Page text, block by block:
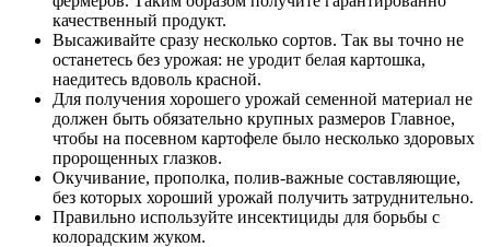
качественный продукт.
Высаживайте сразу несколько сортов. Так вы точно не
останетесь без урожая: не уродит белая картошка,
наедитесь вдоволь красной.
Для получения хорошего урожай семенной материал не
должен быть обязательно крупных размеров Главное,
чтобы на посевном картофеле было несколько здоровых
пророщенных глазков.
Окучивание, прополка, полив-важные составляющие,
без которых хороший урожай получить затруднительно.
Правильно используйте инсектициды для борьбы с
колорадским жуком.